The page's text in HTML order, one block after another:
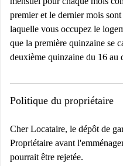
premier et le dernier mois
laquelle vous occupez le
que la première quinzaine se
deuxième quinzaine du 16 au
Politique du propriétaire
Cher Locataire, le dépôt de
Propriétaire avant
pourrait être rejetée.